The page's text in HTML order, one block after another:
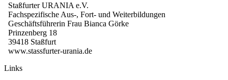
Staßfurter URANIA e.V.
Fachspezifische Aus-, Fort- und Weiterbildungen
Geschäftsführerin Frau Bianca Görke
Prinzenberg 18
39418 Staßfurt
www.stassfurter-urania.de
Links